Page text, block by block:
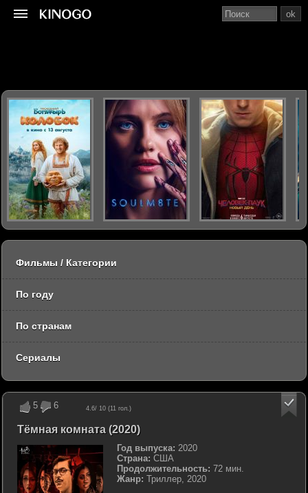
5 6 4.6/ 10 (11 гол.)
Тёмная комната (2020)
Год выпуска: 2020
Страна: США
Продолжительность: 72 мин.
Жанр: Триллер, 2020
ok
Фильмы / Категории
По году
По странам
Сериалы